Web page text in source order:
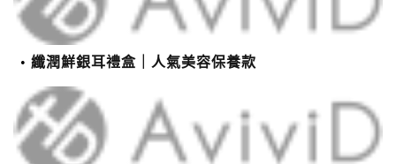
纖潤鮮銀耳禮盒｜人氣美容保養款